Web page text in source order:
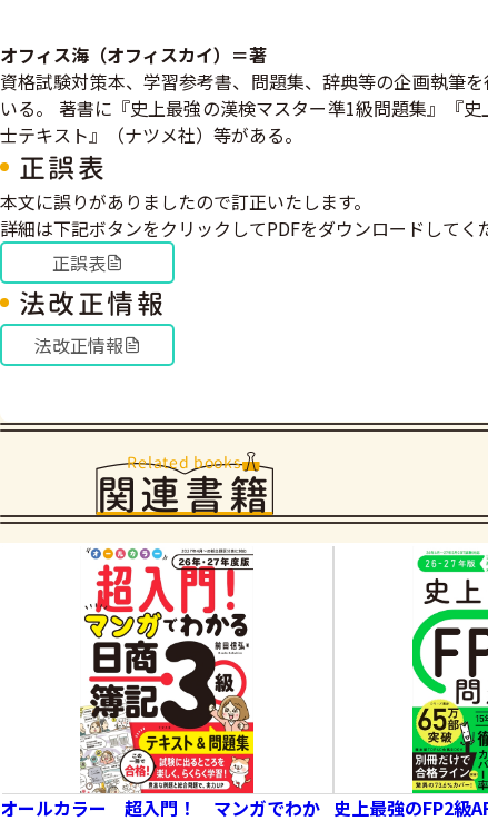
オフィス海（オフィスカイ）＝著
資格試験対策本、学習参考書、問題集、辞典等の企画執筆
いる。 著書に『史上最強の漢検マスター準1級問題集』『
士テキスト』（ナツメ社）等がある。
正誤表
本文に誤りがありましたので訂正いたします。
詳細は下記ボタンをクリックしてPDFをダウンロードしてく
正誤表
法改正情報
法改正情報
Related books
関連書籍
オールカラー 超入門！ マンガでわか 史上最強のFP2級